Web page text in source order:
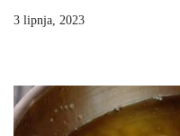
3 lipnja, 2023